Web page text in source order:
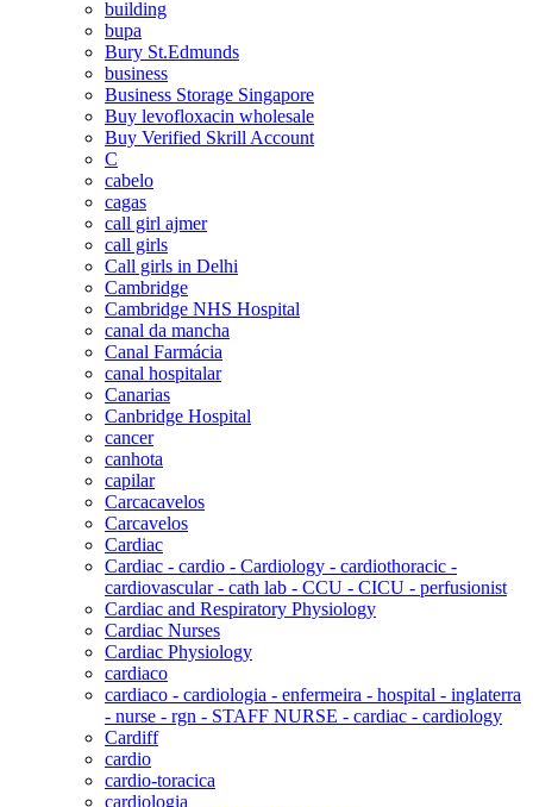
building
bupa
Bury St.Edmunds
business
Business Storage Singapore
Buy levofloxacin wholesale
Buy Verified Skrill Account
C
cabelo
cagas
call girl ajmer
call girls
Call girls in Delhi
Cambridge
Cambridge NHS Hospital
canal da mancha
Canal Farmácia
canal hospitalar
Canarias
Canbridge Hospital
cancer
canhota
capilar
Carcacavelos
Carcavelos
Cardiac
Cardiac - cardio - Cardiology - cardiothoracic -
cardiovascular - cath lab - CCU - CICU - perfusionist
Cardiac and Respiratory Physiology
Cardiac Nurses
Cardiac Physiology
cardiaco
cardiaco - cardiologia - enfermeira - hospital - inglaterra
- nurse - rgn - STAFF NURSE - cardiac - cardiology
Cardiff
cardio
cardio-toracica
cardiologia